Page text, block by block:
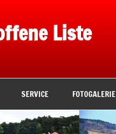
Liste
SERVICE FOTOGALERIE